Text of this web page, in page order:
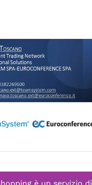
è un servizio di